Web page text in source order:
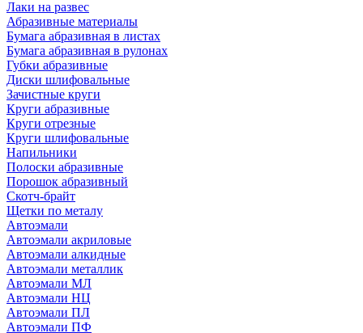
Лаки на развес
Абразивные материалы
Бумага абразивная в листах
Бумага абразивная в рулонах
Губки абразивные
Диски шлифовальные
Зачистные круги
Круги абразивные
Круги отрезные
Круги шлифовальные
Напильники
Полоски абразивные
Порошок абразивный
Скотч-брайт
Щетки по металу
Автоэмали
Автоэмали акриловые
Автоэмали алкидные
Автоэмали металлик
Автоэмали МЛ
Автоэмали НЦ
Автоэмали ПЛ
Автоэмали ПФ